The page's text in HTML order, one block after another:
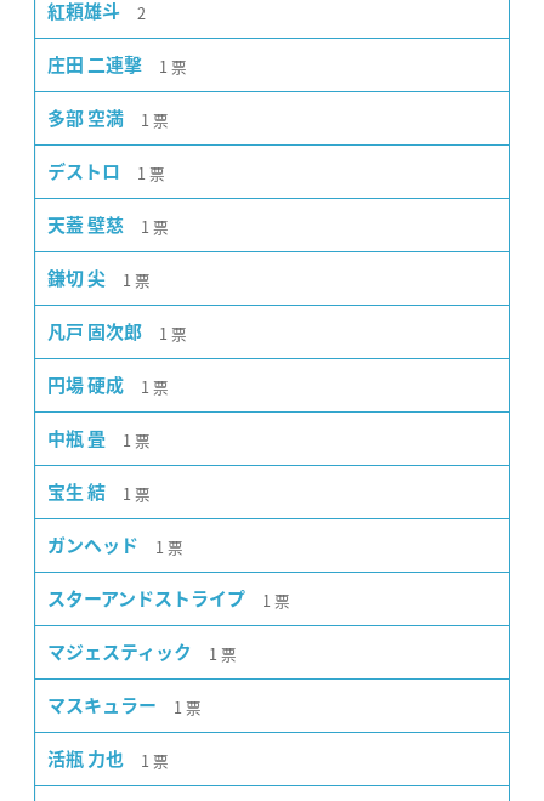
紅頼雄斗 2
庄田 二連撃 1 票
多部 空満 1 票
デストロ 1 票
天蓋 壁慈 1 票
鎌切 尖 1 票
凡戸 固次郎 1 票
円場 硬成 1 票
中瓶 畳 1 票
宝生 結 1 票
ガンヘッド 1 票
スターアンドストライプ 1 票
マジェスティック 1 票
マスキュラー 1 票
活瓶 力也 1 票